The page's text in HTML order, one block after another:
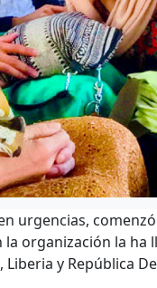
urgencias,
la organización la
Liberia y República